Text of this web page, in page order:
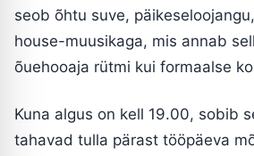
seob õhtu suve,
house-muusikaga, mis annab
õuehooaja rütmi kui formaalse
Kuna algus on kell 19.00, sobib
tahavad tulla pärast tööpäeva